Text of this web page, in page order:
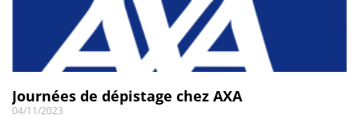
Journées de dépistage chez AXA
04/11/2023